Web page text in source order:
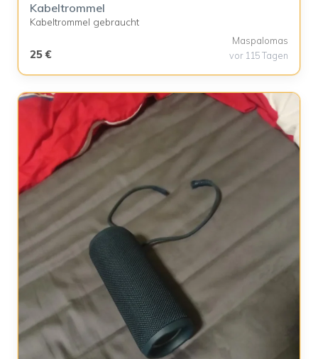
Kabeltrommel
Kabeltrommel gebraucht
25 €
Maspalomas
vor 115 Tagen